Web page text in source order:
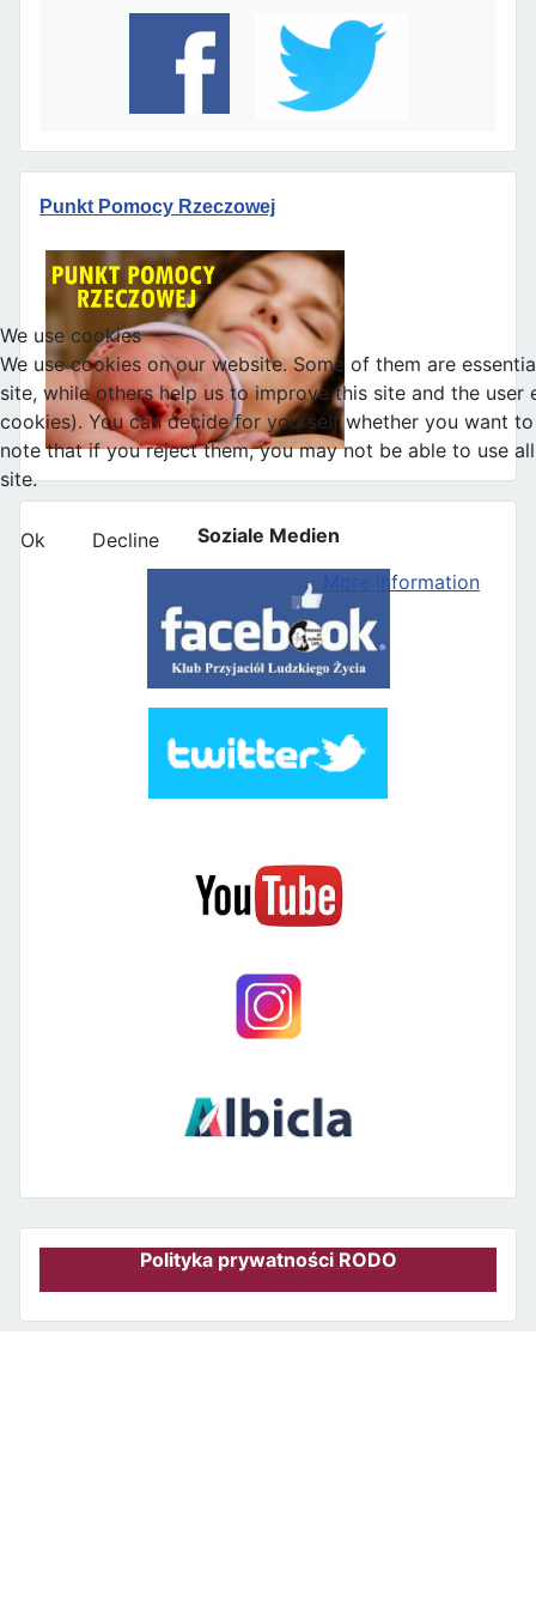
Punkt Pomocy Rzeczowej
Soziale Medien
Polityka prywatności RODO
We use cookies
We use cookies on our website. Some of them are
site, while others help us to improve this site and the user
cookies). You can decide for yourself whether you want
note that if you reject them, you may not be able to use
site.
Ok
Decline
More information